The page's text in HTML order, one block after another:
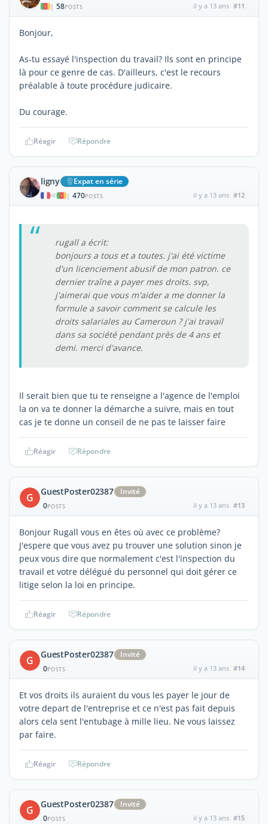
| 58POSTS il y a 13 ans #11
Bonjour,
As-tu essayé l'inspection du travail? Ils sont en principe
là pour ce genre de cas. D'ailleurs, c'est le recours
préalable à toute procédure judicaire.
Du courage.
Réagir Répondre
ligny Expat en série
| 470POSTS il y a 13 ans #12
rugall a écrit:
bonjours a tous et a toutes. j'ai été victime
d'un licenciement abusif de mon patron. ce
dernier traîne a payer mes droits. svp,
j'aimerai que vous m'aider a me donner la
formule a savoir comment se calcule les
droits salariales au Cameroun ? j'ai travail
dans sa société pendant près de 4 ans et
demi. merci d'avance.
Il serait bien que tu te renseigne a l'agence de l'emploi
la on va te donner la démarche a suivre, mais en tout
cas je te donne un conseil de ne pas te laisser faire
Réagir Répondre
G GuestPoster02387
Invité
0POSTS il y a 13 ans #13
Bonjour Rugall vous en êtes où avec ce problème?
J'espere que vous avez pu trouver une solution sinon je
peux vous dire que normalement c'est l'inspection du
travail et votre délégué du personnel qui doit gérer ce
litige selon la loi en principe.
Réagir Répondre
G GuestPoster02387
Invité
0POSTS il y a 13 ans #14
Et vos droits ils auraient du vous les payer le jour de
votre depart de l'entreprise et ce n'est pas fait depuis
alors cela sent l'entubage à mille lieu. Ne vous laissez
par faire.
Réagir Répondre
G GuestPoster02387
Invité
0POSTS il y a 13 ans #15